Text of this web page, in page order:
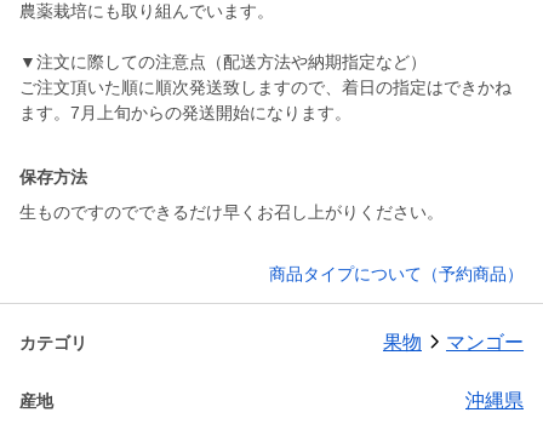
農薬栽培にも取り組んでいます。
▼注文に際しての注意点（配送方法や納期指定など）
ご注文頂いた順に順次発送致しますので、着日の指定はできかね
ます。7月上旬からの発送開始になります。
保存方法
生ものですのでできるだけ早くお召し上がりください。
商品タイプについて（予約商品）
カテゴリ 果物 マンゴー
産地 沖縄県